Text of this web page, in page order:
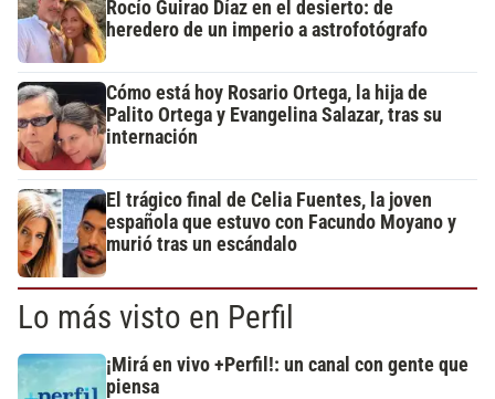
Rocío Guirao Díaz en el desierto: de
heredero de un imperio a astrofotógrafo
Cómo está hoy Rosario Ortega, la hija de
Palito Ortega y Evangelina Salazar, tras su
internación
El trágico final de Celia Fuentes, la joven
española que estuvo con Facundo Moyano y
murió tras un escándalo
Lo más visto en Perfil
¡Mirá en vivo +Perfil!: un canal con gente que
piensa